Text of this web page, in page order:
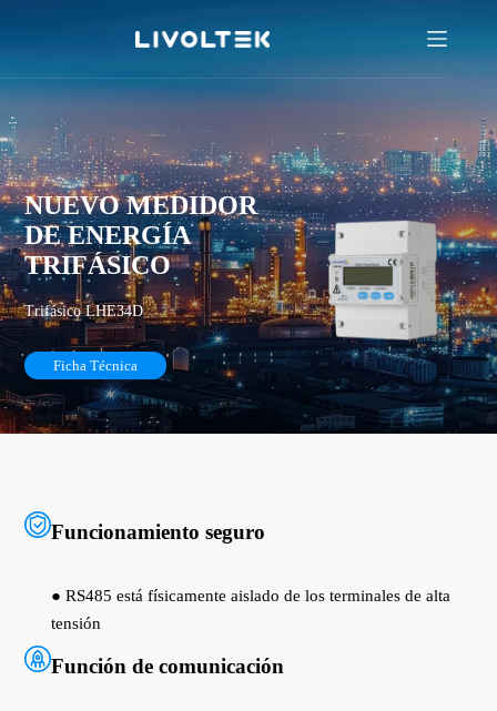
NUEVO MEDIDOR
DE ENERGÍA
TRIFÁSICO
Trifásico LHE34D
Ficha Técnica
Funcionamiento seguro
● RS485 está físicamente aislado de los terminales de alta
tensión
Función de comunicación